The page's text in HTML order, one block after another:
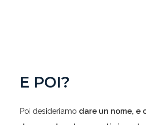
E POI?
Poi desideriamo dare un nome, e